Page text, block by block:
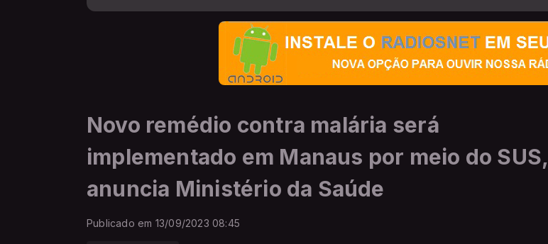
Novo remédio contra malária será
implementado em Manaus por meio do SUS,
anuncia Ministério da Saúde
Publicado em 13/09/2023 08:45